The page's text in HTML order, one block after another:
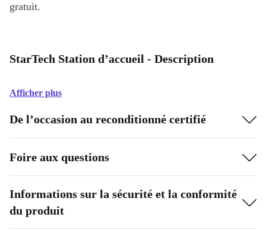
gratuit.
StarTech Station d’accueil - Description
Afficher plus
De l’occasion au reconditionné certifié
Foire aux questions
Informations sur la sécurité et la conformité
du produit